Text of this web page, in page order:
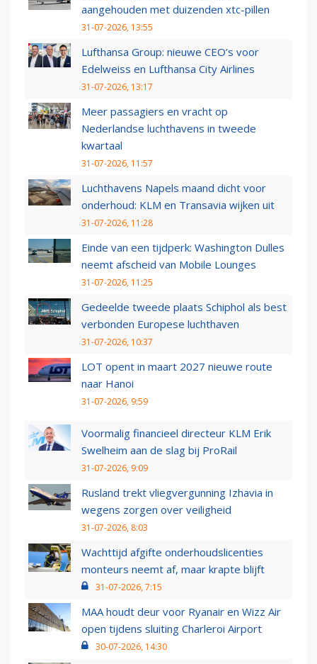
aangehouden met duizenden xtc-pillen
31-07-2026, 13:55
Lufthansa Group: nieuwe CEO’s voor
Edelweiss en Lufthansa City Airlines
31-07-2026, 13:17
Meer passagiers en vracht op
Nederlandse luchthavens in tweede
kwartaal
31-07-2026, 11:57
Luchthavens Napels maand dicht voor
onderhoud: KLM en Transavia wijken uit
31-07-2026, 11:28
Einde van een tijdperk: Washington Dulles
neemt afscheid van Mobile Lounges
31-07-2026, 11:25
Gedeelde tweede plaats Schiphol als best
verbonden Europese luchthaven
31-07-2026, 10:37
LOT opent in maart 2027 nieuwe route
naar Hanoi
31-07-2026, 9:59
Voormalig financieel directeur KLM Erik
Swelheim aan de slag bij ProRail
31-07-2026, 9:09
Rusland trekt vliegvergunning Izhavia in
wegens zorgen over veiligheid
31-07-2026, 8:03
Wachttijd afgifte onderhoudslicenties
monteurs neemt af, maar krapte blijft
31-07-2026, 7:15
MAA houdt deur voor Ryanair en Wizz Air
open tijdens sluiting Charleroi Airport
30-07-2026, 14:30